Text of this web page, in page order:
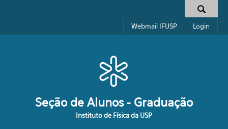
Formulário de busca
Webmail IFUSP Login
Seção de Alunos - Graduação
Instituto de Física da USP